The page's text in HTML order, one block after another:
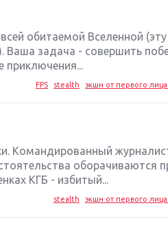
обитаемой Вселенной
Ваша задача - совершить
FPS stealth экшн от первого лица
Командированный
оборачиваются
КГБ - избитый...
stealth экшн от первого лица